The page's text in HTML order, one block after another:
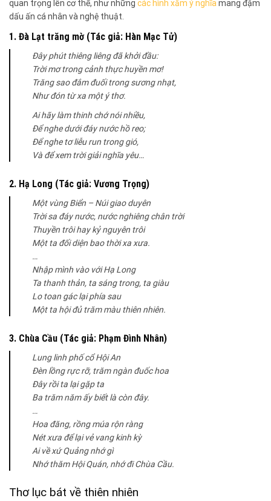
quan trọng lên cơ thể, như những các hình xăm ý nghĩa mang đậm
dấu ấn cá nhân và nghệ thuật.
1. Đà Lạt trăng mờ (Tác giả: Hàn Mạc Tử)
Đây phút thiêng liêng đã khởi đầu:
Trời mơ trong cảnh thực huyền mơ!
Trăng sao đắm đuối trong sương nhạt,
Như đón từ xa một ý thơ.
Ai hãy làm thinh chớ nói nhiều,
Để nghe dưới đáy nước hồ reo;
Để nghe tơ liễu run trong gió,
Và để xem trời giải nghĩa yêu…
2. Hạ Long (Tác giả: Vương Trọng)
Một vùng Biển – Núi giao duyên
Trời sa đáy nước, nước nghiêng chân trời
Thuyền trôi hay kỷ nguyên trôi
Một ta đối diện bao thời xa xưa.
…
Nhập mình vào với Hạ Long
Ta thanh thản, ta sáng trong, ta giàu
Lo toan gác lại phía sau
Một ta hội đủ trăm màu thiên nhiên.
3. Chùa Cầu (Tác giả: Phạm Đình Nhân)
Lung linh phố cổ Hội An
Đèn lồng rực rỡ, trăm ngàn đuốc hoa
Đây rồi ta lại gặp ta
Ba trăm năm ấy biết là còn đây.
…
Hoa đăng, rồng múa rộn ràng
Nét xưa để lại vẻ vang kinh kỳ
Ai về xứ Quảng nhớ gì
Nhớ thăm Hội Quán, nhớ đi Chùa Cầu.
Thơ lục bát về thiên nhiên